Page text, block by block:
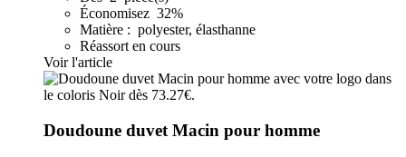
Économisez 32%
Matière : polyester, élasthanne
Réassort en cours
Voir l'article
Doudoune duvet Macin pour homme